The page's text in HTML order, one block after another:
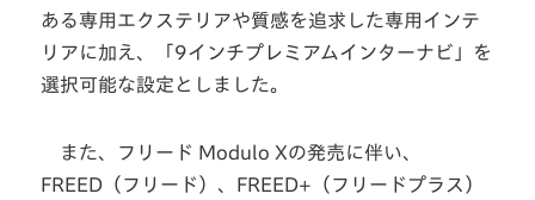
ある専用エクステリアや質感を追求した専用インテ
リアに加え、「9インチプレミアムインターナビ」を
選択可能な設定としました。
また、フリード Modulo Xの発売に伴い、
FREED（フリード）、FREED+（フリードプラス）